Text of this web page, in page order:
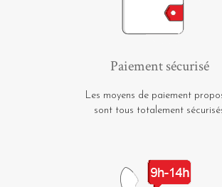
Paiement sécurisé
Les moyens de paiement
sont tous totalement